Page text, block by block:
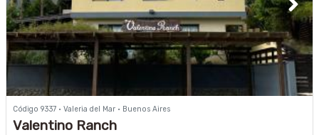
Código 9337 · Valeria del Mar · Buenos Aires
Valentino Ranch